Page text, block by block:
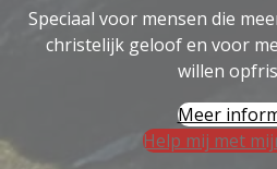
Speciaal voor mensen die
christelijk geloof en voor
willen
Meer
Help mij met